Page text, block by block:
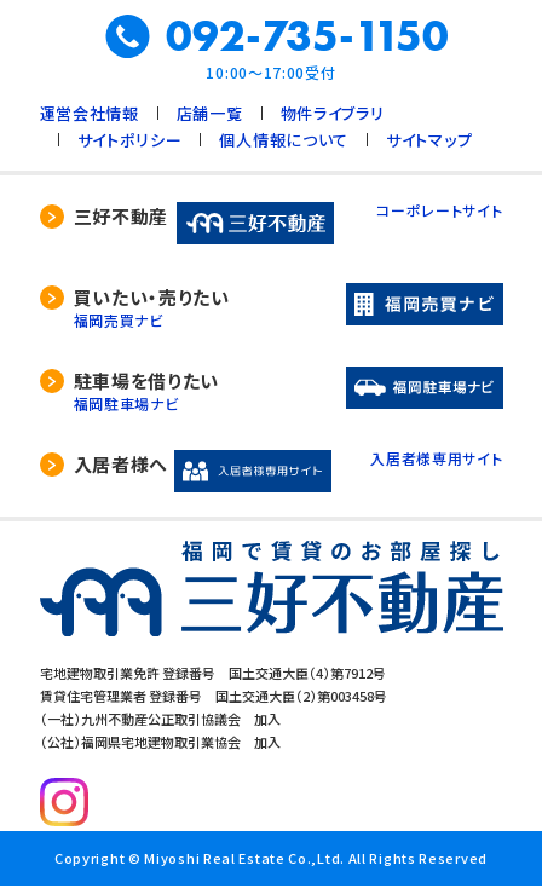
宅地建物取引業免許 登録番号 国土交通大臣（4）第7912号
賃貸住宅管理業者 登録番号 国土交通大臣（2）第003458号
（一社）九州不動産公正取引協議会 加入
（公社）福岡県宅地建物取引業協会 加入
092-735-1150
10:00～17:00受付
運営会社情報 店舗一覧
物件ライブラリ
サイトポリシー
個人情報について サイトマップ
三好不動産 コーポレートサイト
買いたい・売りたい
福岡売買ナビ
駐車場を借りたい
福岡駐車場ナビ
入居者様へ 入居者様専用サイト
Copyright © Miyoshi Real Estate Co.,Ltd. All Rights Reserved